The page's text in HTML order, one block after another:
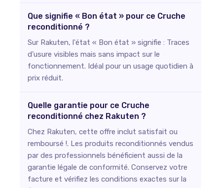
Que signifie « Bon état » pour ce Cruche
reconditionné ?
Sur Rakuten, l'état « Bon état » signifie : Traces
d'usure visibles mais sans impact sur le
fonctionnement. Idéal pour un usage quotidien à
prix réduit.
Quelle garantie pour ce Cruche
reconditionné chez Rakuten ?
Chez Rakuten, cette offre inclut satisfait ou
remboursé !. Les produits reconditionnés vendus
par des professionnels bénéficient aussi de la
garantie légale de conformité. Conservez votre
facture et vérifiez les conditions exactes sur la